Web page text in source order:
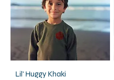
Lil' Huggy Khaki